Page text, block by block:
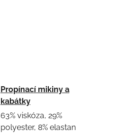
Propínací mikiny a
kabátky
63% viskóza, 29%
polyester, 8% elastan